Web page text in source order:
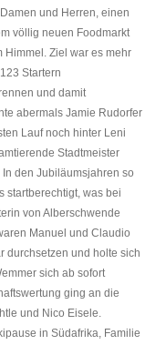
und Herren, einen
völlig neuen Foodmarkt
Himmel. Ziel war es mehr
Startern
und damit
abermals Jamie Rudorfer
Lauf noch hinter Leni
Stadtmeister
den Jubiläumsjahren so
startberechtigt, was bei
von Alberschwende
Manuel und Claudio
durchsetzen und holte sich
sich ab sofort
ging an die
und Nico Eisele.
in Südafrika, Familie